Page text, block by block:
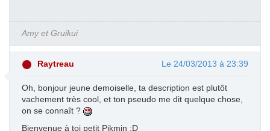
Amy et Gruikui
Raytreau Le 24/03/2013 à 23:39
Oh, bonjour jeune demoiselle, ta description est plutôt
vachement très cool, et ton pseudo me dit quelque chose,
on se connaît ?
Bienvenue à toi petit Pikmin :D